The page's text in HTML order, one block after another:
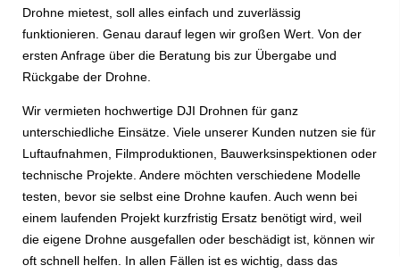
Drohne mietest, soll alles einfach und zuverlässig
funktionieren. Genau darauf legen wir großen Wert. Von der
ersten Anfrage über die Beratung bis zur Übergabe und
Rückgabe der Drohne.
Wir vermieten hochwertige DJI Drohnen für ganz
unterschiedliche Einsätze. Viele unserer Kunden nutzen sie für
Luftaufnahmen, Filmproduktionen, Bauwerksinspektionen oder
technische Projekte. Andere möchten verschiedene Modelle
testen, bevor sie selbst eine Drohne kaufen. Auch wenn bei
einem laufenden Projekt kurzfristig Ersatz benötigt wird, weil
die eigene Drohne ausgefallen oder beschädigt ist, können wir
oft schnell helfen. In allen Fällen ist es wichtig, dass das